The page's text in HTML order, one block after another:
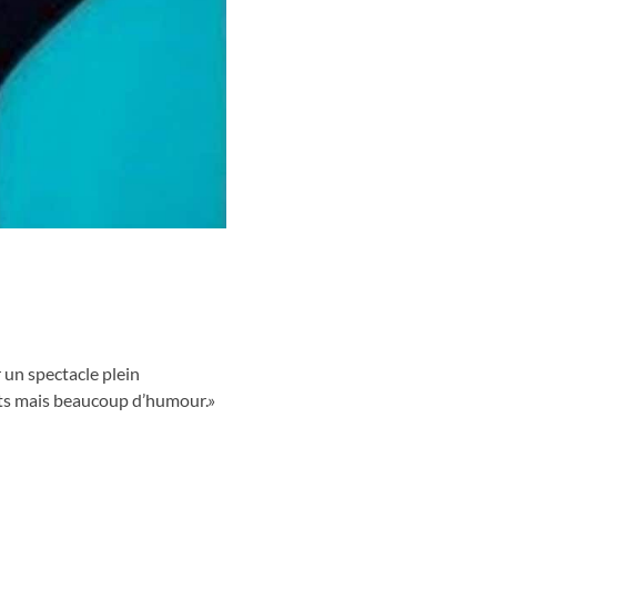
spectacle plein
mais beaucoup d’humour.»